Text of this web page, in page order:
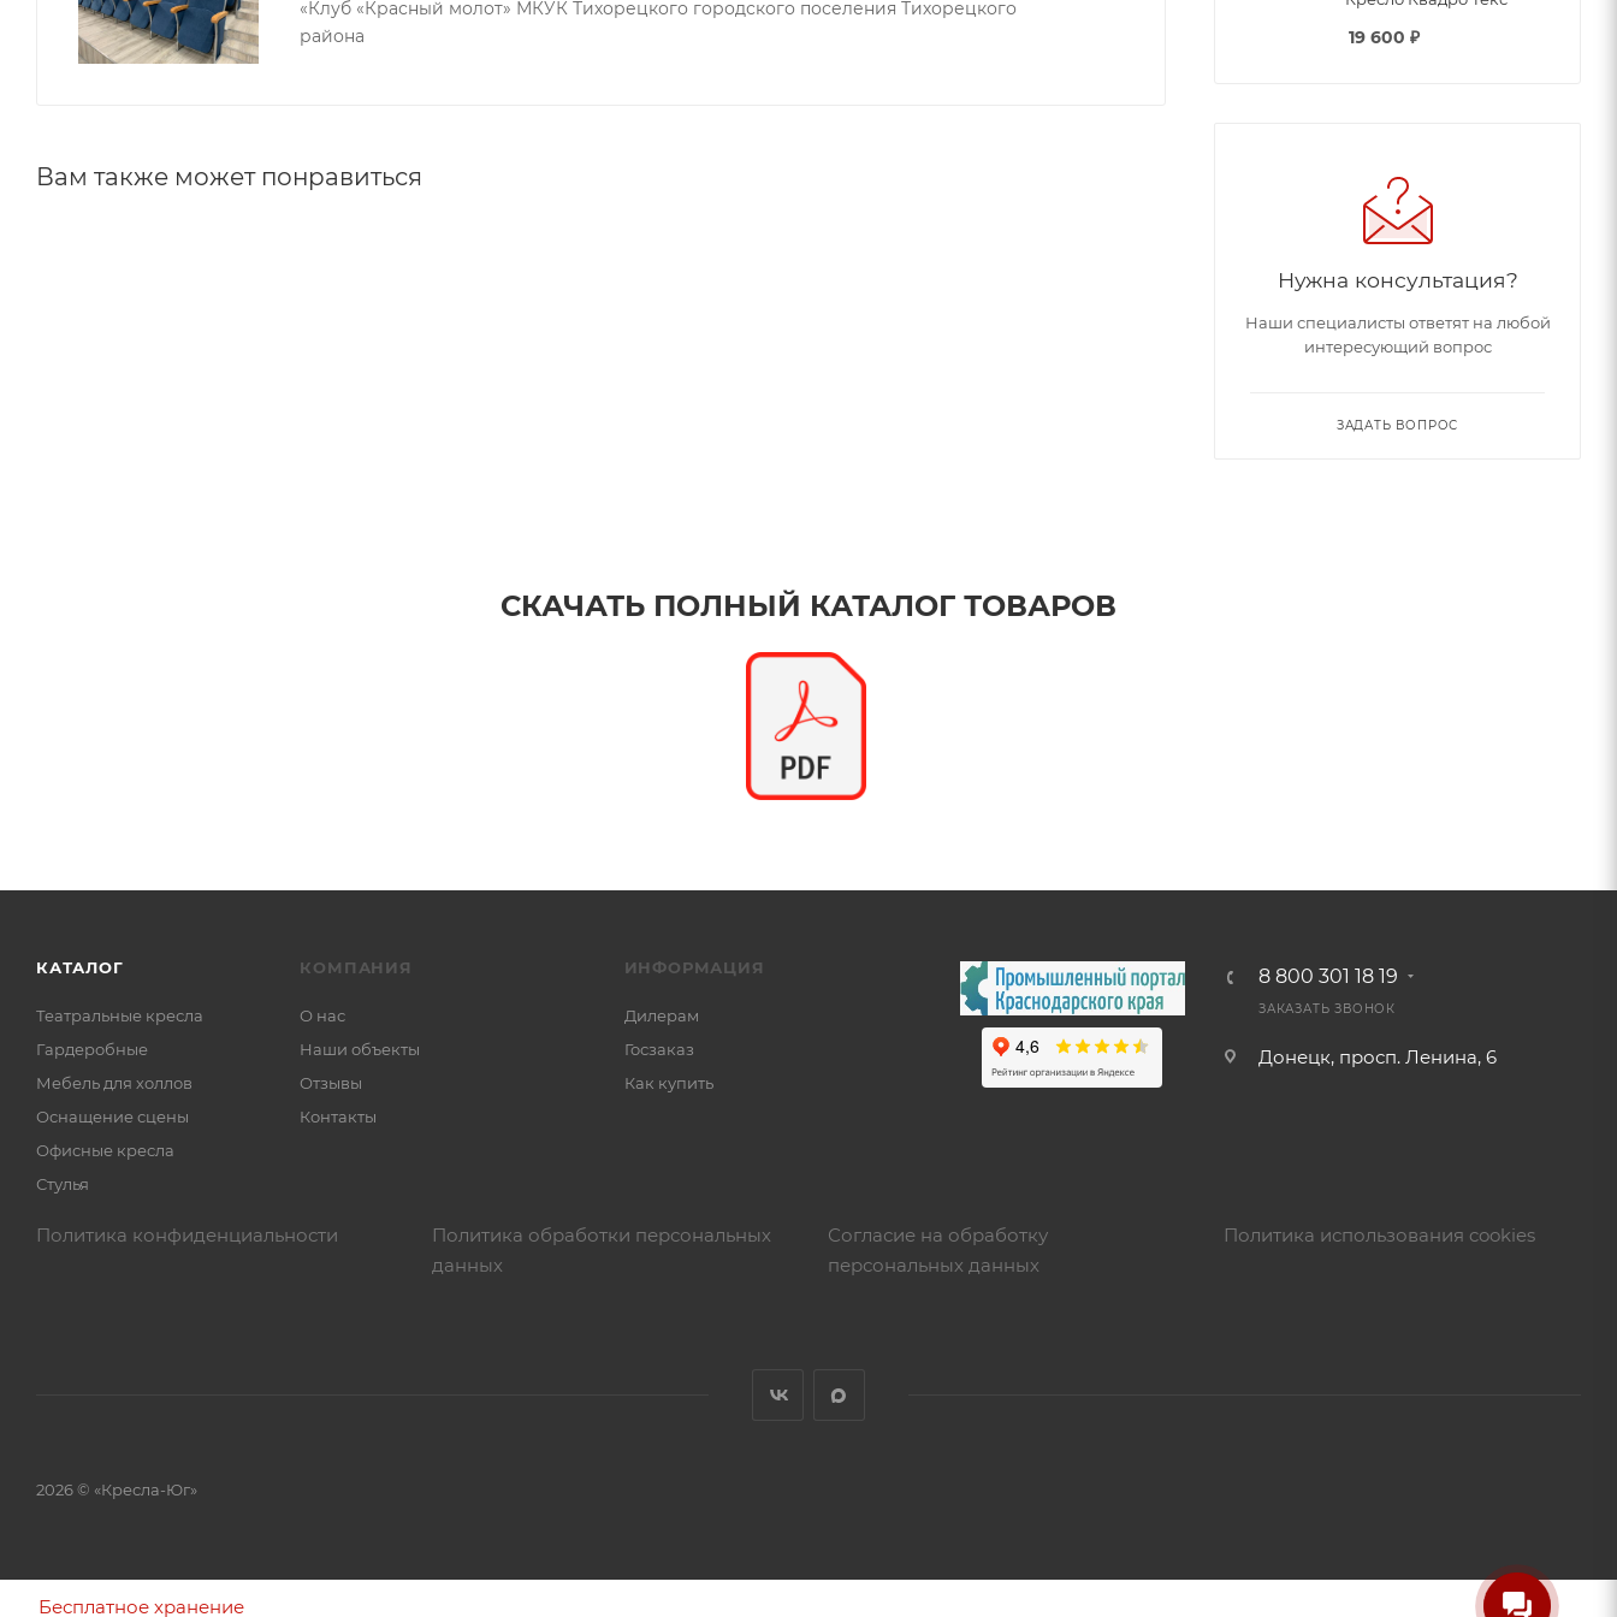
При приобретении стола президиума SP 0.4 покупателям необходимо обратить внимание на его характеристики:
«Клуб «Красный молот» МКУК Тихорецкого городского поселения Тихорецкого
района
Вам также может понравиться
19 600 ₽
Нужна консультация?
Наши специалисты ответят на любой
интересующий вопрос
ЗАДАТЬ ВОПРОС
СКАЧАТЬ ПОЛНЫЙ КАТАЛОГ ТОВАРОВ
КАТАЛОГ
Театральные кресла
Гардеробные
Мебель для холлов
Оснащение сцены
Офисные кресла
Стулья
КОМПАНИЯ
О нас
Наши объекты
Отзывы
Контакты
ИНФОРМАЦИЯ
Дилерам
Госзаказ
Как купить
8 800 301 18 19
ЗАКАЗАТЬ ЗВОНОК
Донецк, просп. Ленина, 6
Политика конфиденциальности
Политика обработки персональных
данных
Согласие на обработку
персональных данных
Политика использования cookies
2026 © «Кресла-Юг»
Бесплатное хранение